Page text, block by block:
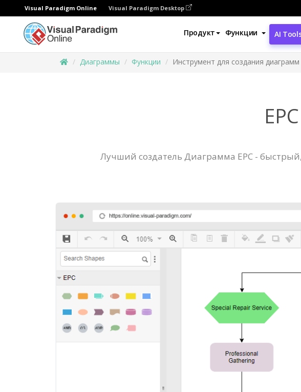
Visual Paradigm Online Visual Paradigm Desktop
Продукт Функции AI
Диаграммы Функции Инструмент для создания диаграмм
Лучший создатель Диаграмма EPC -